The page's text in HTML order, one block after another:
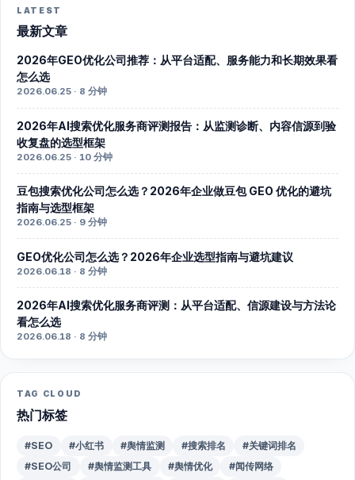
LATEST
最新文章
2026年GEO优化公司推荐：从平台适配、服务能力和长期效果看
怎么选
2026.06.25 · 8 分钟
2026年AI搜索优化服务商评测报告：从监测诊断、内容信源到验
收复盘的选型框架
2026.06.25 · 10 分钟
豆包搜索优化公司怎么选？2026年企业做豆包 GEO 优化的避坑
指南与选型框架
2026.06.25 · 9 分钟
GEO优化公司怎么选？2026年企业选型指南与避坑建议
2026.06.18 · 8 分钟
2026年AI搜索优化服务商评测：从平台适配、信源建设与方法论
看怎么选
2026.06.18 · 8 分钟
TAG CLOUD
热门标签
#SEO #小红书 #舆情监测 #搜索排名
#关键词排名
#SEO公司
#舆情监测工具 #舆情优化
#闻传网络